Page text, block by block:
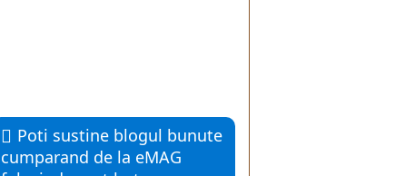
Poti sustine blogul bunute
cumparand de la eMAG